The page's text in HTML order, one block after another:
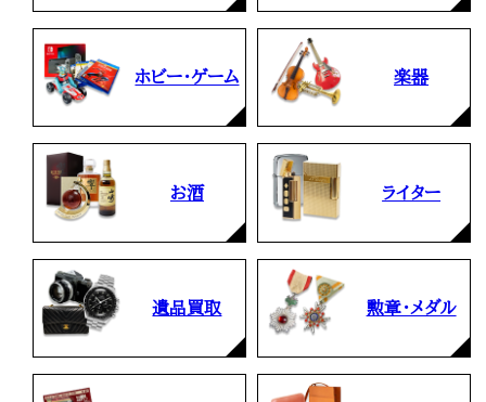
ホビー・ゲーム 楽器
お酒 ライター
遺品買取 勲章・メダル